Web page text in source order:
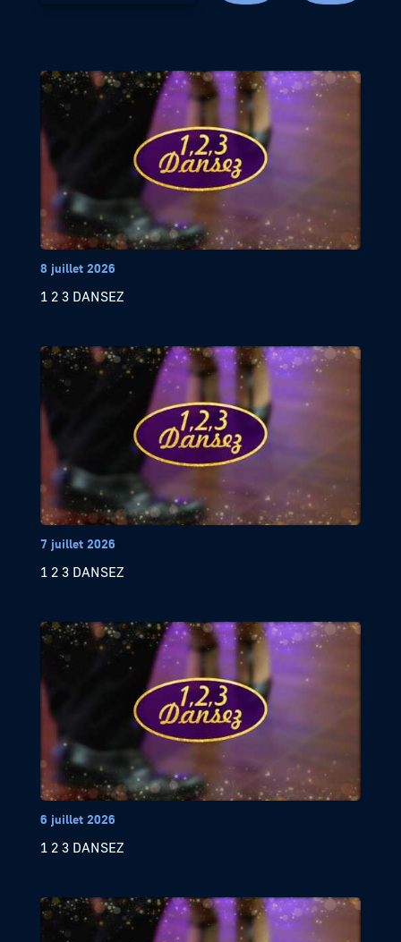
8 juillet 2026
1 2 3 DANSEZ
7 juillet 2026
1 2 3 DANSEZ
6 juillet 2026
1 2 3 DANSEZ